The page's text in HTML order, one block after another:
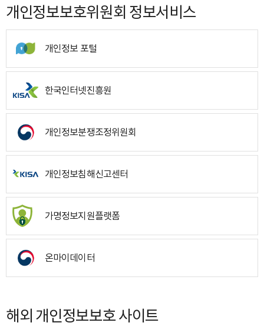
개인정보보호위원회 정보서비스
개인정보 포털
한국인터넷진흥원
개인정보분쟁조정위원회
개인정보침해신고센터
가명정보지원플랫폼
온마이데이터
해외 개인정보보호 사이트